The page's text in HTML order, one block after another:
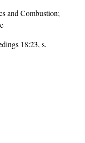
and Combustion;
18:23, s.